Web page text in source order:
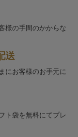
様の手間のかからな
送
にお客様のお手元に
ト袋を無料にてプレ